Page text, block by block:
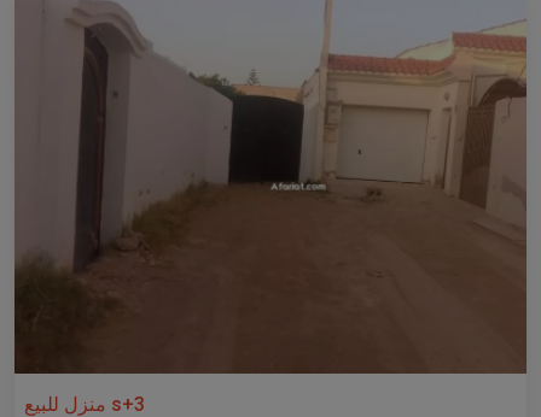
منزل للبيع s+3